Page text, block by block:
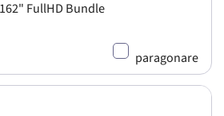
FullHD Bundle
paragonare